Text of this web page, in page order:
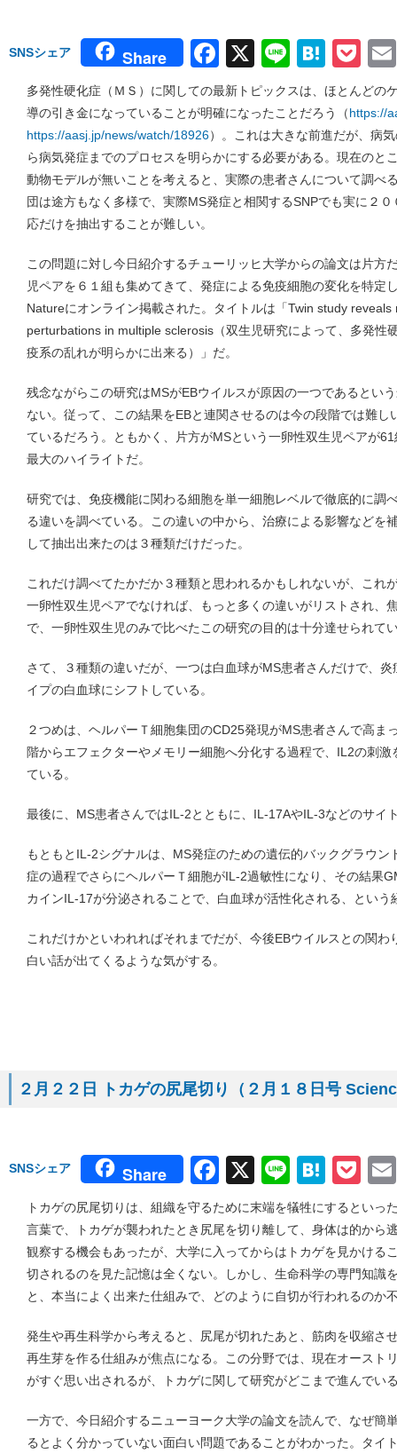
SNSシェア Share Facebook
X Line
多発性硬化症（ＭＳ）に関しての最新トピックスは、ほとんどの
導の引き金になっていることが明確になったことだろう（https://
https://aasj.jp/news/watch/18926）。これは大きな前進だが、病
ら病気発症までのプロセスを明らかにする必要がある。現在のと
動物モデルが無いことを考えると、実際の患者さんについて調べ
団は途方もなく多様で、実際MS発症と相関するSNPでも実に２
応だけを抽出することが難しい。
この問題に対し今日紹介するチューリッヒ大学からの論文は片方
児ペアを６１組も集めてきて、発症による免疫細胞の変化を特定
Natureにオンライン掲載された。タイトルは「Twin study
perturbations in multiple sclerosis（双生児研究によって、多発性
疫系の乱れが明らかに出来る）」だ。
残念ながらこの研究はMSがEBウイルスが原因の一つであるとい
ない。従って、この結果をEBと連関させるのは今の段階では難
ているだろう。ともかく、片方がMSという一卵性双生児ペアが
最大のハイライトだ。
研究では、免疫機能に関わる細胞を単一細胞レベルで徹底的に調
る違いを調べている。この違いの中から、治療による影響などを
して抽出出来たのは３種類だけだった。
これだけ調べてたかだか３種類と思われるかもしれないが、これ
一卵性双生児ペアでなければ、もっと多くの違いがリストされ、
で、一卵性双生児のみで比べたこの研究の目的は十分達せられて
さて、３種類の違いだが、一つは白血球がMS患者さんだけで、
イプの白血球にシフトしている。
２つめは、ヘルパーＴ細胞集団のCD25発現がMS患者さんで高ま
階からエフェクターやメモリー細胞へ分化する過程で、IL2の刺
ている。
最後に、MS患者さんではIL-2とともに、IL-17AやIL-3などのサイ
もともとIL-2シグナルは、MS発症のための遺伝的バックグラウ
症の過程でさらにヘルパーＴ細胞がIL-2過敏性になり、その結果
カインIL-17が分泌されることで、白血球が活性化される、という
これだけかといわれればそれまでだが、今後EBウイルスとの関
白い話が出てくるような気がする。
２月２２日 トカゲの尻尾切り（２月１８日号
SNSシェア Share Facebook
X Line
トカゲの尻尾切りは、組織を守るために末端を犠牲にするといっ
言葉で、トカゲが襲われたとき尻尾を切り離して、身体は的から
観察する機会もあったが、大学に入ってからはトカゲを見かける
切されるのを見た記憶は全くない。しかし、生命科学の専門知識
と、本当によく出来た仕組みで、どのように自切が行われるのか
発生や再生科学から考えると、尻尾が切れたあと、筋肉を収縮さ
再生芽を作る仕組みが焦点になる。この分野では、現在オースト
がすぐ思い出されるが、トカゲに関して研究がどこまで進んでい
一方で、今日紹介するニューヨーク大学の論文を読んで、なぜ簡
るとよく分かっていない面白い問題であることがわかった。タイ